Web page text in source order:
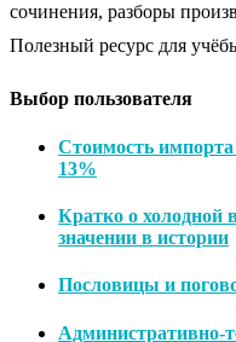
сочинения, разборы
Полезный ресурс для
Выбор пользователя
Стоимость
13%
Кратко о холодной
значении в истории
Пословицы и
Административно-